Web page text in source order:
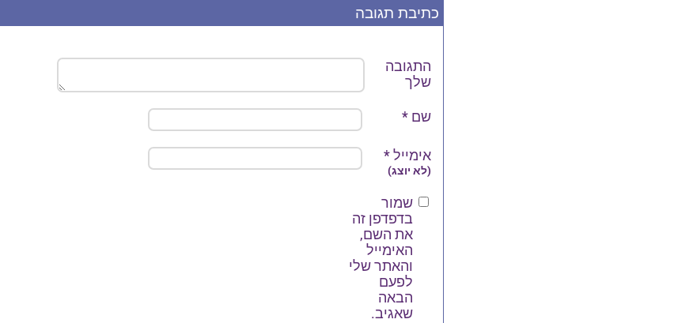
כתיבת תגובה
התגובה
שלך
שם *
אימייל*
(לא יוצג)
שמור
בדפדפן זה
את השם,
האימייל
והאתר שלי
לפעם
הבאה
שאגיב.